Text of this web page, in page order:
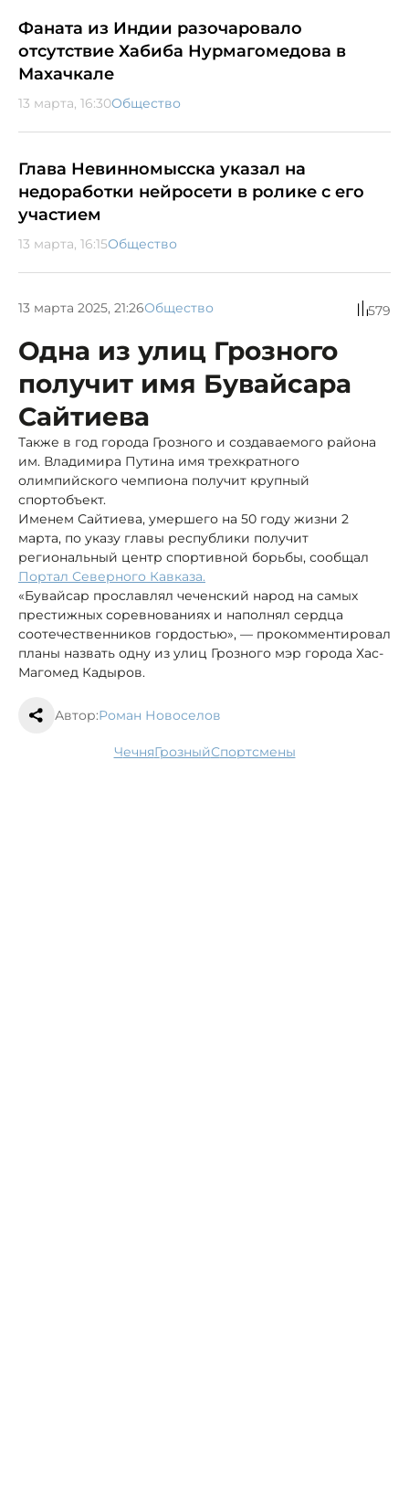
Фаната из Индии разочаровало
отсутствие Хабиба Нурмагомедова в
Махачкале
13 марта, 16:30Общество
Глава Невинномысска указал на
недоработки нейросети в ролике с его
участием
13 марта, 16:15Общество
13 марта 2025, 21:26Общество 579
Одна из улиц Грозного
получит имя Бувайсара
Сайтиева
Также в год города Грозного и создаваемого района
им. Владимира Путина имя трехкратного
олимпийского чемпиона получит крупный
спортобъект.
Именем Сайтиева, умершего на 50 году жизни 2
марта, по указу главы республики получит
региональный центр спортивной борьбы, сообщал
Портал Северного Кавказа.
«Бувайсар прославлял чеченский народ на самых
престижных соревнованиях и наполнял сердца
соотечественников гордостью», — прокомментировал
планы назвать одну из улиц Грозного мэр города Хас-
Магомед Кадыров.
Автор:Роман Новоселов
Чечня Грозный спортсмены